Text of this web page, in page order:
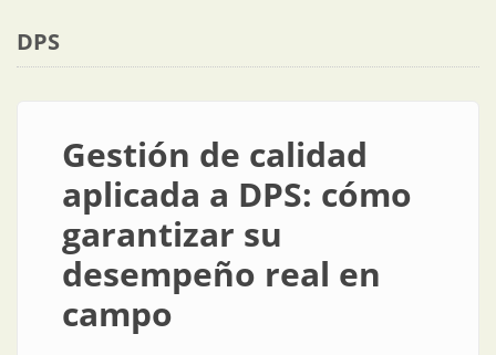
DPS
Gestión de calidad
aplicada a DPS: cómo
garantizar su
desempeño real en
campo